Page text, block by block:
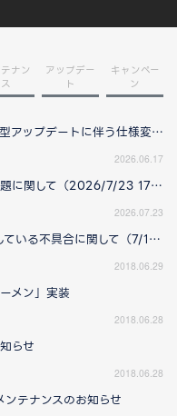
ナン
ス
アップデー
ト
キャンペー
ン
2026年12月予定の大型アップデートに伴う仕様変更のお知らせ
2026.06.17
現在確認されている問題に関して（2026/7/23 17:00更新）
2026.07.23
6/29（月）現在確認している不具合に関して（7/12 14:00更新）
2018.06.29
メン」実装
2018.06.28
らせ
2018.06.28
テナンスのお知らせ